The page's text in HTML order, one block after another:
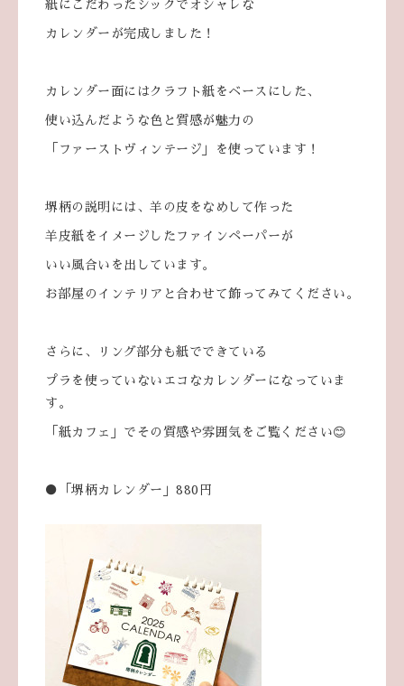
紙にこだわったシックでオシャレな
カレンダーが完成しました！
カレンダー面にはクラフト紙をベースにした、
使い込んだような色と質感が魅力の
「ファーストヴィンテージ」を使っています！
堺柄の説明には、羊の皮をなめして作った
羊皮紙をイメージしたファインペーパーが
いい風合いを出しています。
お部屋のインテリアと合わせて飾ってみてください。
さらに、リング部分も紙でできている
プラを使っていないエコなカレンダーになっていま
す。
「紙カフェ」でその質感や雰囲気をご覧ください😊
●「堺柄カレンダー」880円